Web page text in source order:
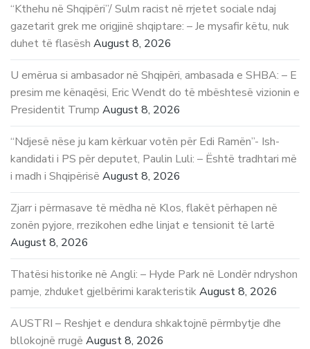
“Kthehu në Shqipëri”/ Sulm racist në rrjetet sociale ndaj
gazetarit grek me origjinë shqiptare: – Je mysafir këtu, nuk
duhet të flasësh August 8, 2026
U emërua si ambasador në Shqipëri, ambasada e SHBA: – E
presim me kënaqësi, Eric Wendt do të mbështesë vizionin e
Presidentit Trump August 8, 2026
“Ndjesë nëse ju kam kërkuar votën për Edi Ramën”- Ish-
kandidati i PS për deputet, Paulin Luli: – Është tradhtari më
i madh i Shqipërisë August 8, 2026
Zjarr i përmasave të mëdha në Klos, flakët përhapen në
zonën pyjore, rrezikohen edhe linjat e tensionit të lartë
August 8, 2026
Thatësi historike në Angli: – Hyde Park në Londër ndryshon
pamje, zhduket gjelbërimi karakteristikAugust 8, 2026
AUSTRI – Reshjet e dendura shkaktojnë përmbytje dhe
bllokojnë rrugë August 8, 2026